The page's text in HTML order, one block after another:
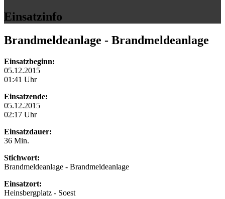
Einsatzinfo
Brandmeldeanlage - Brandmeldeanlage
Einsatzbeginn:
05.12.2015
01:41 Uhr
Einsatzende:
05.12.2015
02:17 Uhr
Einsatzdauer:
36 Min.
Stichwort:
Brandmeldeanlage - Brandmeldeanlage
Einsatzort:
Heinsbergplatz - Soest